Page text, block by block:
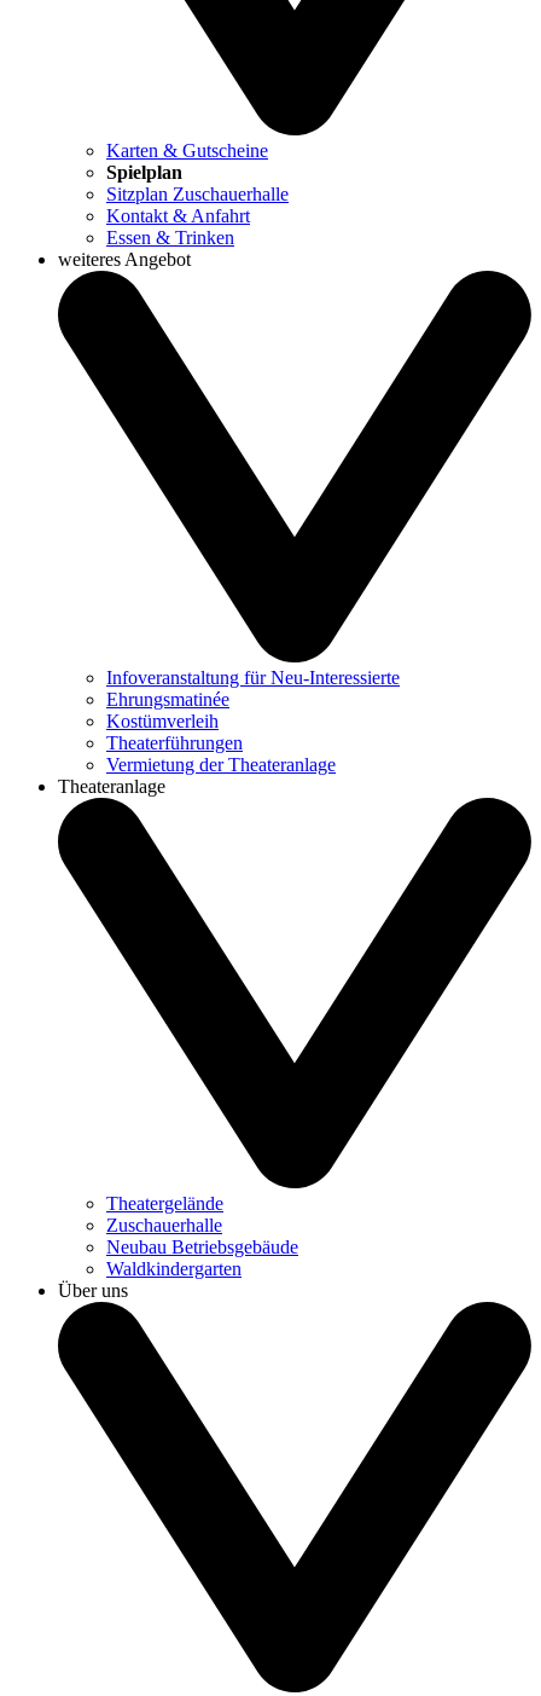
Karten & Gutscheine
Spielplan
Sitzplan Zuschauerhalle
Kontakt & Anfahrt
Essen & Trinken
weiteres Angebot
Infoveranstaltung für Neu-Interessierte
Ehrungsmatinée
Kostümverleih
Theaterführungen
Vermietung der Theateranlage
Theateranlage
Theatergelände
Zuschauerhalle
Neubau Betriebsgebäude
Waldkindergarten
Über uns